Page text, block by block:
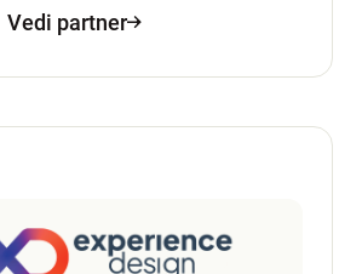
Vedi partner